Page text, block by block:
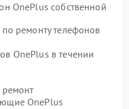
OnePlus собственной
ремонту телефонов
OnePlus в течении
OnePlus